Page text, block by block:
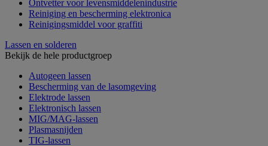
Ontvetter voor levensmiddelenindustrie
Reiniging en bescherming elektronica
Reinigingsmiddel voor graffiti
Lassen en solderen
Bekijk de hele productgroep
Autogeen lassen
Bescherming van de lasomgeving
Elektrode lassen
Elektronisch lassen
MIG/MAG-lassen
Plasmasnijden
TIG-lassen